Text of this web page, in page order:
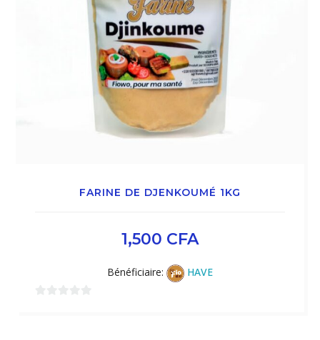
FARINE DE DJENKOUMÉ 1KG
1,500 CFA
Bénéficiaire: HAVE